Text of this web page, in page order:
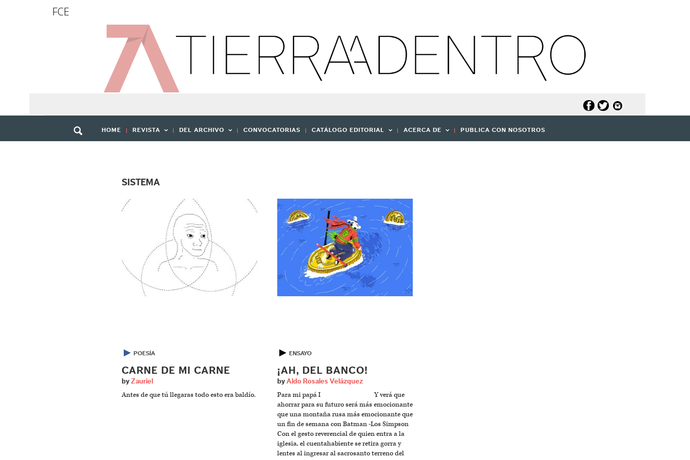
FCE
HOME REVISTA DEL ARCHIVO CONVOCATORIAS CATÁLOGO EDITORIAL ACERCA DE PUBLICA CON NOSOTROS
SISTEMA
▶ POESÍA
CARNE DE MI CARNE
by Zauriel
Antes de que tú llegaras todo esto era baldío.
▶ ENSAYO
¡AH, DEL BANCO!
by Aldo Rosales Velázquez
Para mi papá I Y verá que
ahorrar para su futuro será más emocionante
que una montaña rusa más emocionante que
un fin de semana con Batman -Los Simpson
Con el gesto reverencial de quien entra a la
iglesia, el cuentahabiente se retira gorra y
lentes al ingresar al sacrosanto terreno del